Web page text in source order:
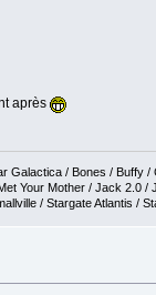
après
Galactica / Bones /
Your Mother / Jack 2.0
/ Stargate Atlantis /